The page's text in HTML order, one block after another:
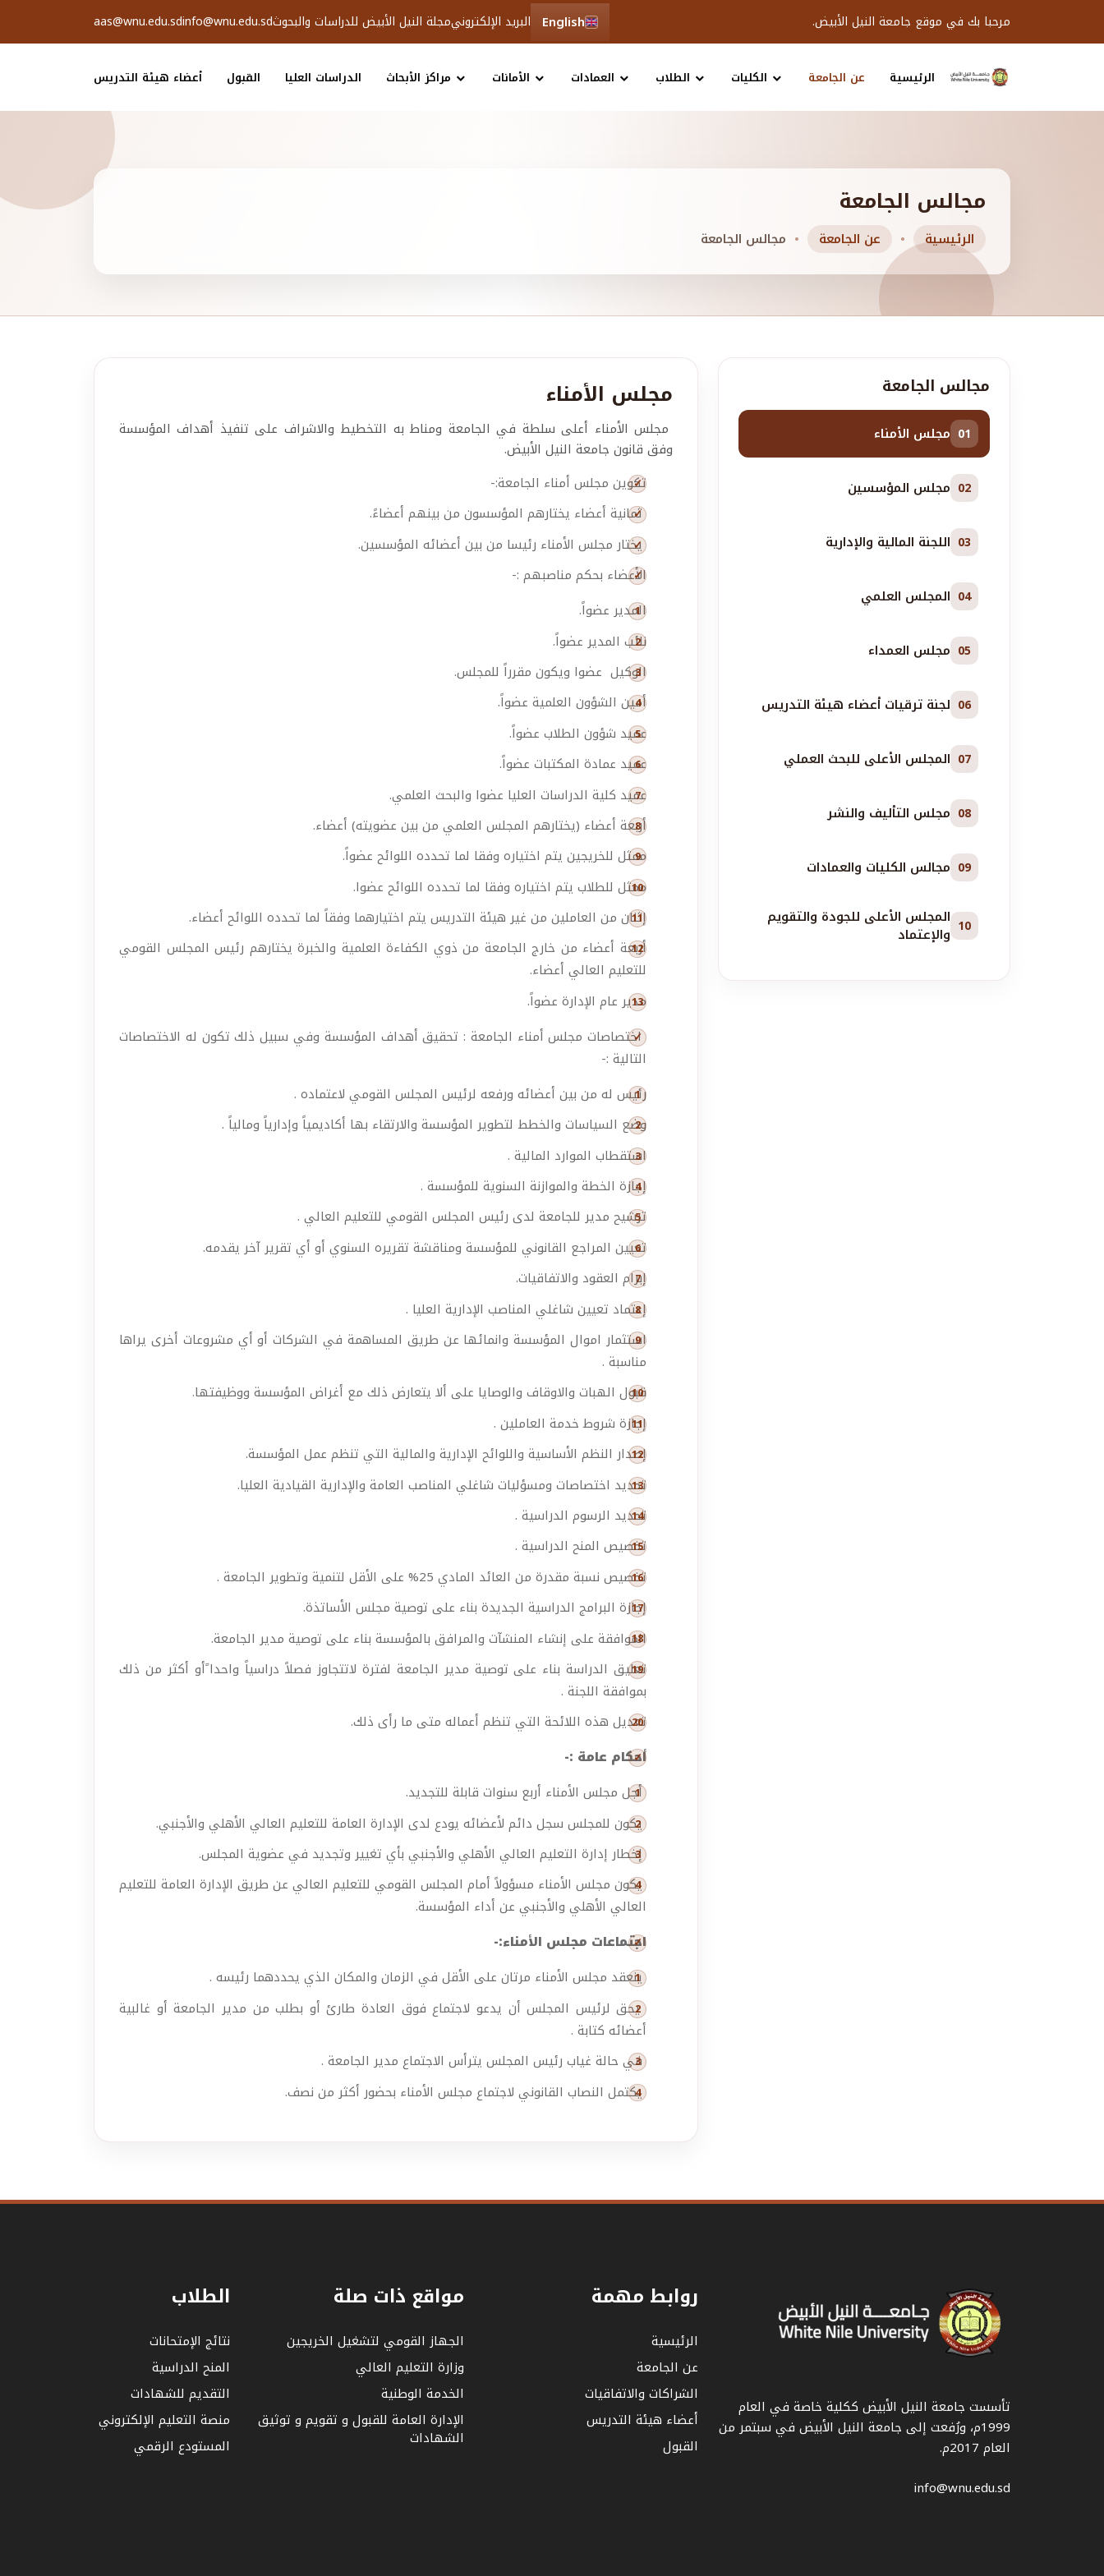
مرحبا بك في موقع جامعة النيل الأبيض. English البريد الإلكترونيمجلة النيل الأبيض للدراسات والبحوثinfo@wnu.edu.sd
aas@wnu.edu.sd
الرئيسية عن الجامعة الكليات الطلاب العمادات الأمانات مراكز الأبحاث الدراسات العليا القبول أعضاء هيئة التدريس
مجالس الجامعة
الرئيسية عن الجامعة مجالس الجامعة
مجالس الجامعة
01 مجلس الأمناء
02 مجلس المؤسسين
03 اللجنة المالية والإدارية
04 المجلس العلمي
05 مجلس العمداء
06 لجنة ترقيات أعضاء هيئة التدريس
07 المجلس الأعلى للبحث العملي
08 مجلس التأليف والنشر
09 مجالس الكليات والعمادات
10 المجلس الأعلى للجودة والتقويم
والإعتماد
مجلس الأمناء
مجلس الأمناء أعلى سلطة في الجامعة ومناط به التخطيط والاشراف على تنفيذ أهداف المؤسسة
وفق قانون جامعة النيل الأبيض.
تكوين مجلس أمناء الجامعة:-
ثمانية أعضاء يختارهم المؤسسون من بينهم أعضاءً.
يختار مجلس الأمناء رئيسا من بين أعضائه المؤسسين.
الأعضاء بحكم مناصبهم :-
المدير عضواً.
نائب المدير عضواً.
الوكيل عضوا ويكون مقرراً للمجلس.
أمين الشؤون العلمية عضواً.
عميد شؤون الطلاب عضواً.
عميد عمادة المكتبات عضواً.
عميد كلية الدراسات العليا عضوا والبحث العلمي.
أربعة أعضاء (يختارهم المجلس العلمي من بين عضويته) أعضاء.
ممثل للخريجين يتم اختياره وفقا لما تحدده اللوائح عضواً.
ممثل للطلاب يتم اختياره وفقا لما تحدده اللوائح عضوا.
إثنان من العاملين من غير هيئة التدريس يتم اختيارهما وفقاً لما تحدده اللوائح أعضاء.
أربعة أعضاء من خارج الجامعة من ذوي الكفاءة العلمية والخبرة يختارهم رئيس المجلس القومي
للتعليم العالي أعضاء.
مدير عام الإدارة عضواً.
اختصاصات مجلس أمناء الجامعة : تحقيق أهداف المؤسسة وفي سبيل ذلك تكون له الاختصاصات
التالية :-
رئيس له من بين أعضائه ورفعه لرئيس المجلس القومي لاعتماده .
وضع السياسات والخطط لتطوير المؤسسة والارتقاء بها أكاديمياً وإدارياً ومالياً .
استقطاب الموارد المالية .
إجازة الخطة والموازنة السنوية للمؤسسة .
ترشيح مدير للجامعة لدى رئيس المجلس القومي للتعليم العالي .
تعيين المراجع القانوني للمؤسسة ومناقشة تقريره السنوي أو أي تقرير آخر يقدمه.
إبرام العقود والاتفاقيات.
إعتماد تعيين شاغلي المناصب الإدارية العليا .
استثمار اموال المؤسسة وانمائها عن طريق المساهمة في الشركات أو أي مشروعات أخرى يراها
مناسبة .
قبول الهبات والاوقاف والوصايا على ألا يتعارض ذلك مع أغراض المؤسسة ووظيفتها.
إجازة شروط خدمة العاملين .
إصدار النظم الأساسية واللوائح الإدارية والمالية التي تنظم عمل المؤسسة.
تحديد اختصاصات ومسؤليات شاغلي المناصب العامة والإدارية القيادية العليا.
تحديد الرسوم الدراسية .
تخصيص المنح الدراسية .
تخصيص نسبة مقدرة من العائد المادي 25% على الأقل لتنمية وتطوير الجامعة .
إجازة البرامج الدراسية الجديدة بناء على توصية مجلس الأساتذة.
الموافقة على إنشاء المنشآت والمرافق بالمؤسسة بناء على توصية مدير الجامعة.
تعليق الدراسة بناء على توصية مدير الجامعة لفترة لاتتجاوز فصلاً دراسياً واحدا ًأو أكثر من ذلك
بموافقة اللجنة .
تعديل هذه اللائحة التي تنظم أعماله متى ما رأى ذلك.
أحكام عامة :-
أجل مجلس الأمناء أربع سنوات قابلة للتجديد.
يكون للمجلس سجل دائم لأعضائه يودع لدى الإدارة العامة للتعليم العالي الأهلي والأجنبي.
إخطار إدارة التعليم العالي الأهلي والأجنبي بأي تغيير وتجديد في عضوية المجلس.
يكون مجلس الأمناء مسؤولاً أمام المجلس القومي للتعليم العالي عن طريق الإدارة العامة للتعليم
العالي الأهلي والأجنبي عن أداء المؤسسة.
اجتماعات مجلس الأمناء:-
ينعقد مجلس الأمناء مرتان على الأقل في الزمان والمكان الذي يحددهما رئيسه .
يحق لرئيس المجلس أن يدعو لاجتماع فوق العادة طارئ أو بطلب من مدير الجامعة أو غالبية
أعضائه كتابة .
في حالة غياب رئيس المجلس يترأس الاجتماع مدير الجامعة .
يكتمل النصاب القانوني لاجتماع مجلس الأمناء بحضور أكثر من نصف.
تأسست جامعة النيل الأبيض ككلية خاصة في العام
1999م، ورُفعت إلى جامعة النيل الأبيض في سبتمر من
العام 2017م.
info@wnu.edu.sd
روابط مهمة
الرئيسية
عن الجامعة
الشراكات والاتفاقيات
أعضاء هيئة التدريس
القبول
مواقع ذات صلة
الجهاز القومي لتشغيل الخريجين
وزارة التعليم العالي
الخدمة الوطنية
الإدارة العامة للقبول و تقويم و توثيق
الشهادات
الطلاب
نتائج الإمتحانات
المنح الدراسية
التقديم للشهادات
منصة التعليم الإلكتروني
المستودع الرقمي